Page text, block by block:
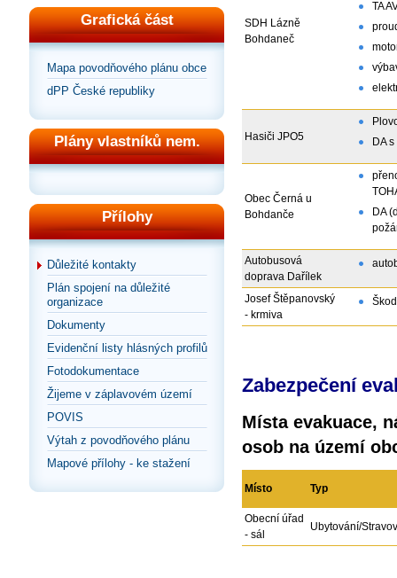
Grafická část
Mapa povodňového plánu obce
dPP České republiky
Plány vlastníků nem.
Přílohy
Důležité kontakty
Plán spojení na důležité
organizace
Dokumenty
Evidenční listy hlásných profilů
Fotodokumentace
Žijeme v záplavovém území
POVIS
Výtah z povodňového plánu
Mapové přílohy - ke stažení
SDH Lázně
Bohdaneč
TA
Hasiči JPO5
DA
Obec Černá u
Bohdanče
DA
Autobusová
doprava Dařílek
Josef Štěpanovský
- krmiva
Zabezpečení
Místa evakuace,
osob na území
Místo Typ
Obecní úřad
- sál
Ubytování/